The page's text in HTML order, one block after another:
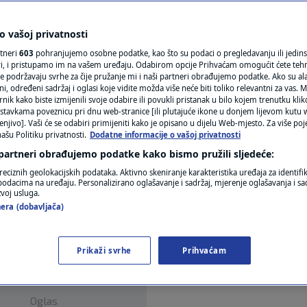
N1(DIS)INFO
FOTO
VIDEO
| 0 komentara
Studiju uživo s Ankom Bilić Keserović
trgovačkih lanaca.Pročitaj više
Oglas
vašoj privatnosti
603 pohranjujemo osobne podatke, kao što su podaci o pregledavanju ili
i pristupamo im na vašem uređaju. Odabirom opcije Prihvaćam omogućit ćete
podržavaju svrhe za čije pružanje mi i naši partneri obrađujemo podatke. Ako su
određeni sadržaj i oglasi koje vidite možda više neće biti toliko relevantni za vas.
kako biste izmijenili svoje odabire ili povukli pristanak u bilo kojem trenutku
poveznicu pri dnu web-stranice [ili plutajuće ikone u donjem lijevom kutu
Vaši će se odabiri primijeniti kako je opisano u dijelu Web-mjesto. Za više
Politiku privatnosti. Dodatne informacije o vašoj privatnosti
obrađujemo podatke kako bismo pružili sljedeće:
geolokacijskih podataka. Aktivno skeniranje karakteristika uređaja za
na uređaju. Personalizirano oglašavanje i sadržaj, mjerenje oglašavanja i
usluga.
(dobavljača)
Prikaži svrhe Prihvaćam